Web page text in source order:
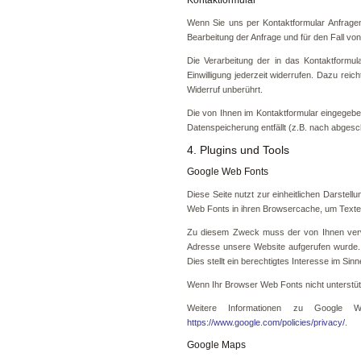
Wenn Sie uns per Kontaktformular
Bearbeitung der Anfrage und für den Fall
Die Verarbeitung der in das
Einwilligung jederzeit widerrufen. Dazu
Widerruf unberührt.
Die von Ihnen im Kontaktformular
Datenspeicherung entfällt (z.B. nach
4. Plugins und Tools
Google Web Fonts
Diese Seite nutzt zur einheitlichen
Web Fonts in ihren Browsercache, um
Zu diesem Zweck muss der von Ihnen
Adresse unsere Website aufgerufen
Dies stellt ein berechtigtes Interesse im
Wenn Ihr Browser Web Fonts nicht
Weitere Informationen zu
https://www.google.com/policies/privacy/
Google Maps